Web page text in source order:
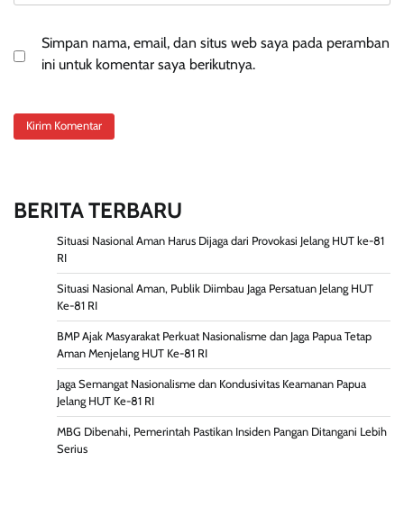
Simpan nama, email, dan situs web saya pada peramban
ini untuk komentar saya berikutnya.
BERITA TERBARU
Situasi Nasional Aman Harus Dijaga dari Provokasi Jelang HUT ke-81
RI
Situasi Nasional Aman, Publik Diimbau Jaga Persatuan Jelang HUT
Ke-81 RI
BMP Ajak Masyarakat Perkuat Nasionalisme dan Jaga Papua Tetap
Aman Menjelang HUT Ke-81 RI
Jaga Semangat Nasionalisme dan Kondusivitas Keamanan Papua
Jelang HUT Ke-81 RI
MBG Dibenahi, Pemerintah Pastikan Insiden Pangan Ditangani Lebih
Serius